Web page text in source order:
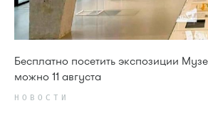
Бесплатно посетить экспозиции
можно 11 августа
НОВОСТИ